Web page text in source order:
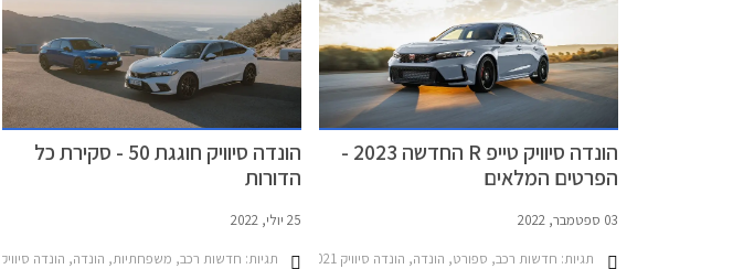
סיוויק תוצע בישראל במחיר של 314,000 ₪ ההופך
אותה ליקרה ביותר מבין המשפחתיות הקומפקטיות
העממיות.
הונדה סיוויק טייפ R החדשה 2023 -
הפרטים המלאים
03 ספטמבר, 2022
תגיות: חדשות רכב, ספורט, הונדה, הונדה סיוויק Type-R 2018-2021הונדה סיוויק 5 דלתות 2022-2025
הונדה סיוויק חוגגת 50 - סקירת כל
הדורות
25 יולי, 2022
תגיות: חדשות רכב, משפחתיות, הונדה, הונדה סיוויק 5 דלתות 2017-2022הונדה סיוויק 5 דלתות 2022-2025